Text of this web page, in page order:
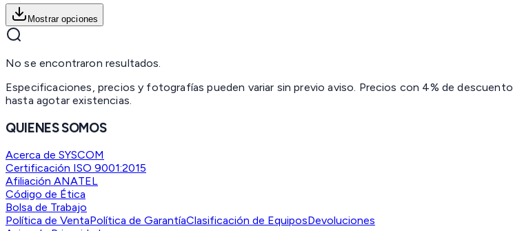
Mostrar opciones
No se encontraron resultados.
Especificaciones, precios y fotografías pueden variar sin previo aviso. Precios con 4% de
hasta agotar existencias.
QUIENES SOMOS
Acerca de SYSCOM
Certificación ISO 9001:2015
Afiliación ANATEL
Código de Ética
Bolsa de Trabajo
Política de VentaPolítica de GarantíaClasificación de EquiposDevoluciones